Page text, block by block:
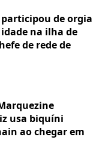
de orgia
na ilha de
de rede de
usa biquíni
ao chegar em